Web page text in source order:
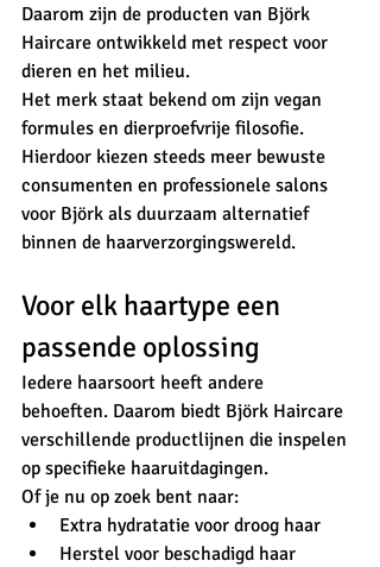
Daarom zijn de producten van Björk
Haircare ontwikkeld met respect voor
dieren en het milieu.
Het merk staat bekend om zijn vegan
formules en dierproefvrije filosofie.
Hierdoor kiezen steeds meer bewuste
consumenten en professionele salons
voor Björk als duurzaam alternatief
binnen de haarverzorgingswereld.
Voor elk haartype een
passende oplossing
Iedere haarsoort heeft andere
behoeften. Daarom biedt Björk Haircare
verschillende productlijnen die inspelen
op specifieke haaruitdagingen.
Of je nu op zoek bent naar:
Extra hydratatie voor droog haar
Herstel voor beschadigd haar